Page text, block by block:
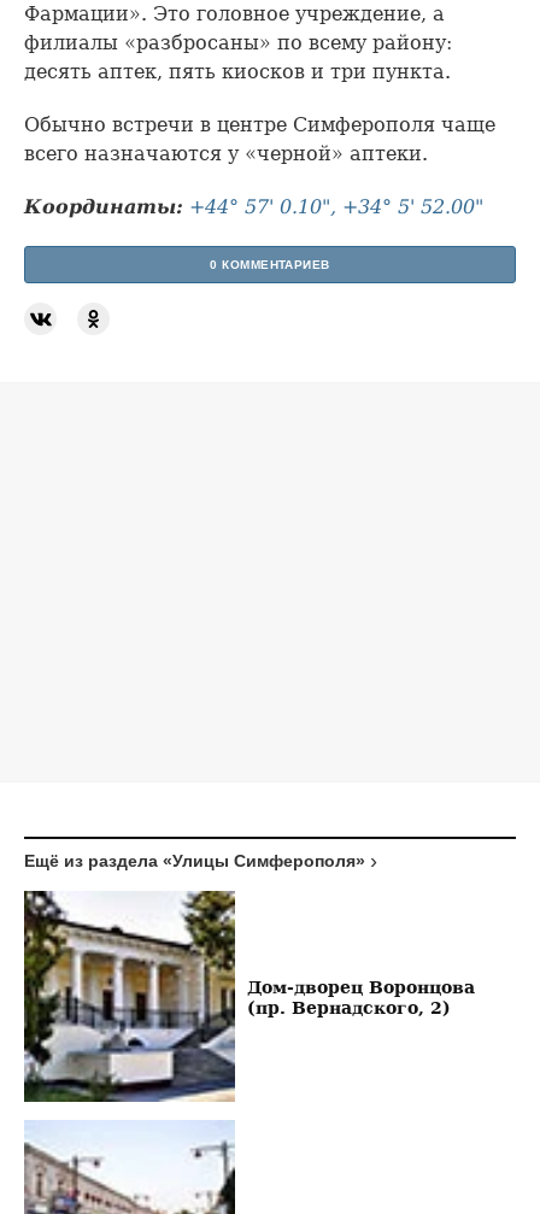
Фармации». Это головное учреждение, а
филиалы «разбросаны» по всему району:
десять аптек, пять киосков и три пункта.
Обычно встречи в центре Симферополя чаще
всего назначаются у «черной» аптеки.
Координаты: +44° 57' 0.10", +34° 5' 52.00"
0 КОММЕНТАРИЕВ
Ещё из раздела «Улицы Симферополя»
Дом-дворец Воронцова
(пр. Вернадского, 2)